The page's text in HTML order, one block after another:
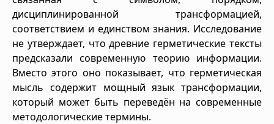
дисциплинированной трансформацией,
соответствием и единством знания. Исследование
не утверждает, что древние герметические тексты
предсказали современную теорию информации.
Вместо этого оно показывает, что герметическая
мысль содержит мощный язык трансформации,
который может быть переведён на современные
методологические термины.